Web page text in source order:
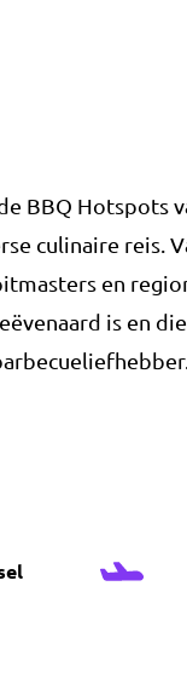
BBQ Hotspots
culinaire reis.
en
is en